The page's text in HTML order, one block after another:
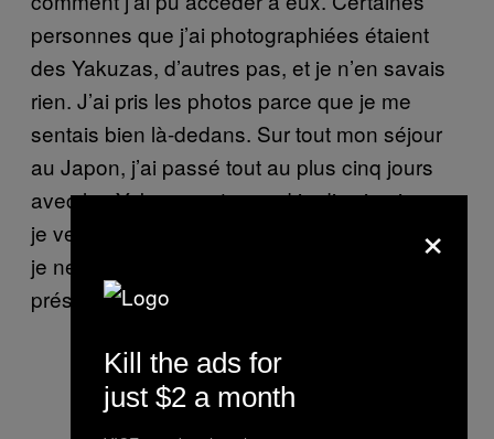
personnes que j’ai photographiées étaient
des Yakuzas, d’autres pas, et je n’en savais
rien. J’ai pris les photos parce que je me
sentais bien là-dedans. Sur tout mon séjour
au Japon, j’ai passé tout au plus cinq jours
avec les Yakuzas, et quand je dis cinq jours,
je veux dire, environ une heure par jour. Mais
je ne me sentais jamais en danger en leur
présence.
×
Kill the ads for
just $2 a month